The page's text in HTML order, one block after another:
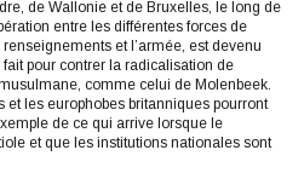
de Wallonie et de Bruxelles, le long de
entre les différentes forces de
et l’armée, est devenu
pour contrer la radicalisation de
comme celui de Molenbeek.
les europhobes britanniques pourront
de ce qui arrive lorsque le
et que les institutions nationales sont